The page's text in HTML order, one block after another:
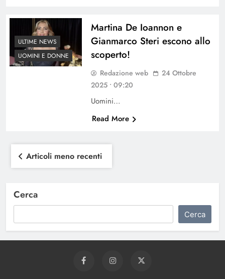
ULTIME NEWS
UOMINI E DONNE
Martina De Ioannon e
Gianmarco Steri escono allo
scoperto!
Redazione web
24 Ottobre
2025 • 09:20
Uomini…
Read More
Navigazione
articoli
Articoli meno recenti
Cerca
Cerca